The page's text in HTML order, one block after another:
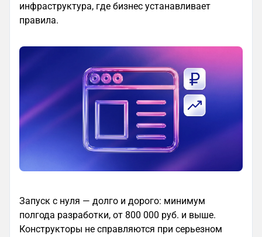
инфраструктура, где бизнес устанавливает
правила.
Запуск с нуля — долго и дорого: минимум
полгода разработки, от 800 000 руб. и выше.
Конструкторы не справляются при серьезном